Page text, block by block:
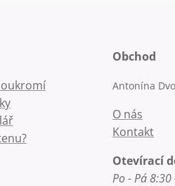
Obchod
Antonína
O nás
Kontakt
Otevírací
Po - Pá